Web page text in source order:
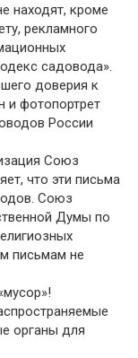
находят, кроме
рекламного
садовода».
доверия к
и фотопортрет
России
Союз
что эти письма
Союз
Думы по
письмам не
органы для